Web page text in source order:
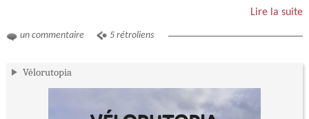
Lire la suite
un commentaire 5 rétroliens
Vélorutopia